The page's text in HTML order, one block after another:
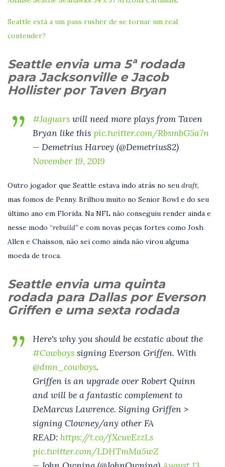
Seattle está a um pass rusher de se tornar um real
contender?
Seattle envia uma 5ª rodada
para Jacksonville e Jacob
Hollister por Taven Bryan
#Jaguars will need more plays from Taven
Bryan like this pic.twitter.com/RbsmbG5a7n
— Demetrius Harvey (@Demetrius82)
November 19, 2019
Outro jogador que Seattle estava indo atrás no seu draft,
mas fomos de Penny. Brilhou muito no Senior Bowl e do seu
último ano em Florida. Na NFL não conseguiu render ainda e
nesse modo “rebuild” e com novas peças fortes como Josh
Allen e Chaisson, não sei como ainda não virou alguma
moeda de troca.
Seattle envia uma quinta
rodada para Dallas por Everson
Griffen e uma sexta rodada
Here's why you should be ecstatic about the
#Cowboys signing Everson Griffen. With
@dmn_cowboys.
Griffen is an upgrade over Robert Quinn
and will be a fantastic complement to
DeMarcus Lawrence. Signing Griffen >
signing Clowney/any other FA
READ: https://t.co/fXcuvEzzLs
pic.twitter.com/LDHTmMa5wZ